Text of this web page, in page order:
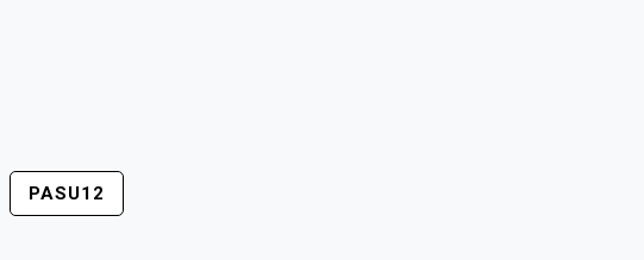
POST
PASU12